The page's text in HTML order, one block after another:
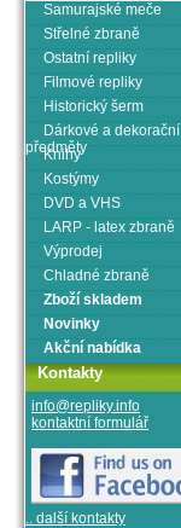
Samurajské meče
Střelné zbraně
Ostatní repliky
Filmové repliky
Historický šerm
Dárkové a dekorační
předměty
Knihy
Kostýmy
DVD a VHS
LARP - latex zbraně
Výprodej
Chladné zbraně
Zboží skladem
Novinky
Akční nabídka
Kontakty
info@repliky.info
kontaktní formulář
.. další kontakty